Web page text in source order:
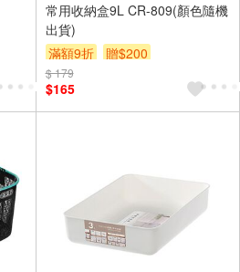
常用收納盒9L CR-809(顏色隨機
出貨)
滿額9折
贈$200
$ 179
$165